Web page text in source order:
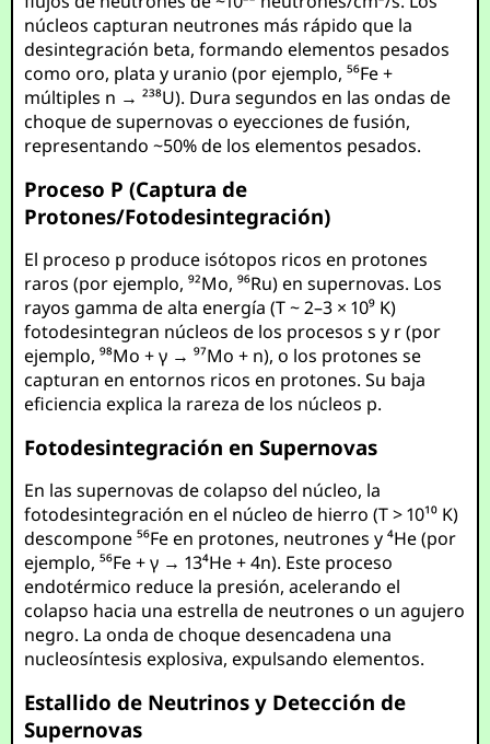
núcleos capturan neutrones más rápido que la
desintegración beta, formando elementos pesados
como oro, plata y uranio (por ejemplo, ⁵⁶Fe +
múltiples n → ²³⁸U). Dura segundos en las ondas de
choque de supernovas o eyecciones de fusión,
representando ~50% de los elementos pesados.
Proceso P (Captura de
Protones/Fotodesintegración)
El proceso p produce isótopos ricos en protones
raros (por ejemplo, ⁹²Mo, ⁹⁶Ru) en supernovas. Los
rayos gamma de alta energía (T ~ 2–3 × 10⁹ K)
fotodesintegran núcleos de los procesos s y r (por
ejemplo, ⁹⁸Mo + γ → ⁹⁷Mo + n), o los protones se
capturan en entornos ricos en protones. Su baja
eficiencia explica la rareza de los núcleos p.
Fotodesintegración en Supernovas
En las supernovas de colapso del núcleo, la
fotodesintegración en el núcleo de hierro (T > 10¹⁰ K)
descompone ⁵⁶Fe en protones, neutrones y ⁴He (por
ejemplo, ⁵⁶Fe + γ → 13⁴He + 4n). Este proceso
endotérmico reduce la presión, acelerando el
colapso hacia una estrella de neutrones o un agujero
negro. La onda de choque desencadena una
nucleosíntesis explosiva, expulsando elementos.
Estallido de Neutrinos y Detección de
Supernovas